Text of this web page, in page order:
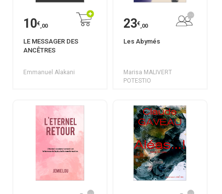
10€,00
LE MESSAGER DES
ANCÊTRES
Emmanuel Alakani
23€,00
Les Abymés
Marisa MALIVERT
POTESTIO